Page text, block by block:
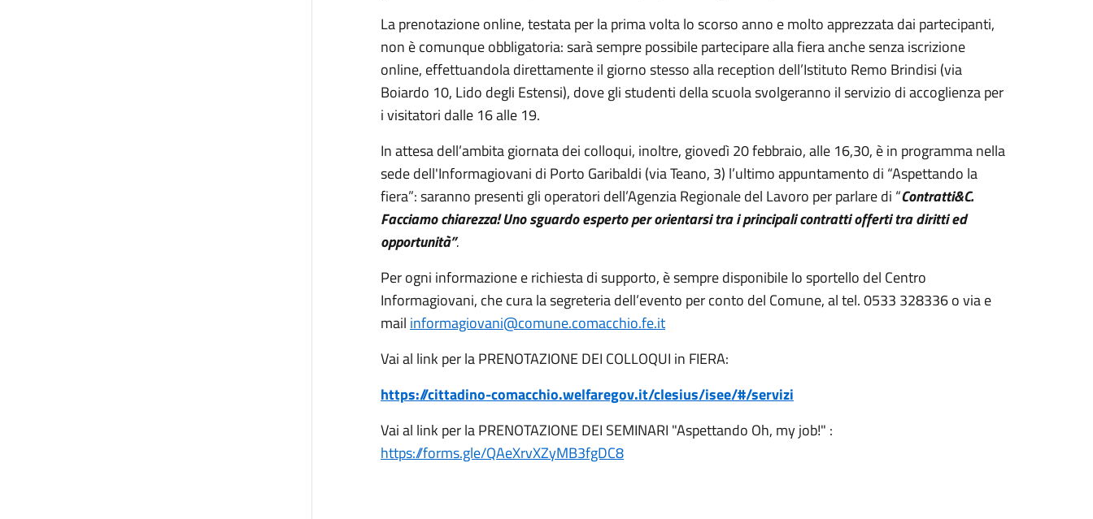
La prenotazione online, testata per la prima volta lo scorso anno e molto apprezzata dai partecipanti,
non è comunque obbligatoria: sarà sempre possibile partecipare alla fiera anche senza iscrizione
online, effettuandola direttamente il giorno stesso alla reception dell’Istituto Remo Brindisi (via
Boiardo 10, Lido degli Estensi), dove gli studenti della scuola svolgeranno il servizio di accoglienza per
i visitatori dalle 16 alle 19.
In attesa dell’ambita giornata dei colloqui, inoltre, giovedì 20 febbraio, alle 16,30, è in programma nella
sede dell'Informagiovani di Porto Garibaldi (via Teano, 3) l’ultimo appuntamento di “Aspettando la
fiera”: saranno presenti gli operatori dell’Agenzia Regionale del Lavoro per parlare di “Contratti&C.
Facciamo chiarezza! Uno sguardo esperto per orientarsi tra i principali contratti offerti tra diritti ed
opportunità”.
Per ogni informazione e richiesta di supporto, è sempre disponibile lo sportello del Centro
Informagiovani, che cura la segreteria dell’evento per conto del Comune, al tel. 0533 328336 o via e
mail informagiovani@comune.comacchio.fe.it
Vai al link per la PRENOTAZIONE DEI COLLOQUI in FIERA:
https://cittadino-comacchio.welfaregov.it/clesius/isee/#/servizi
Vai al link per la PRENOTAZIONE DEI SEMINARI "Aspettando Oh, my job!" :
https://forms.gle/QAeXrvXZyMB3fgDC8